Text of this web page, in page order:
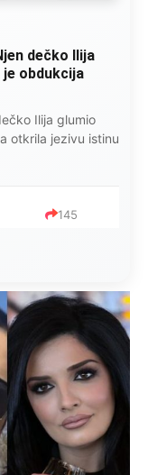
dečko Ilija
je obdukcija
Ilija glumio
otkrila jezivu istinu
145